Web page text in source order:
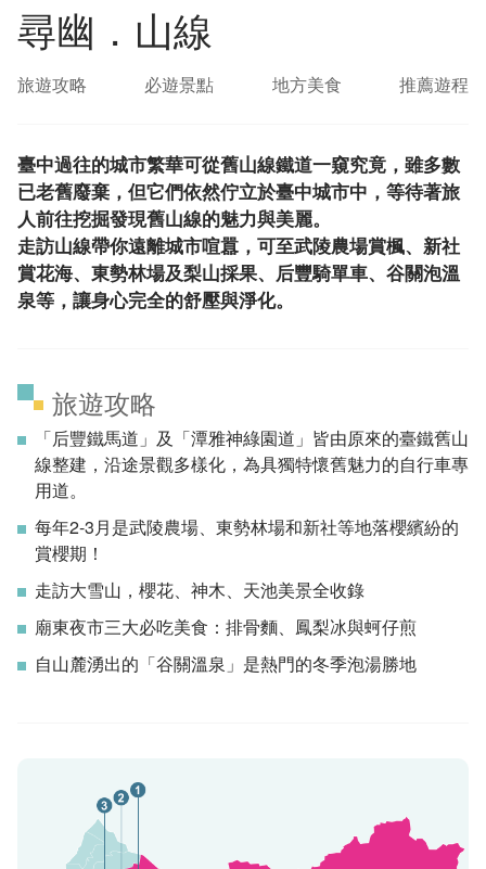
尋幽．山線
旅遊攻略 必遊景點 地方美食 推薦遊程
臺中過往的城市繁華可從舊山線鐵道一窺究竟，雖多數
已老舊廢棄，但它們依然佇立於臺中城市中，等待著旅
人前往挖掘發現舊山線的魅力與美麗。
走訪山線帶你遠離城市喧囂，可至武陵農場賞楓、新社
賞花海、東勢林場及梨山採果、后豐騎單車、谷關泡溫
泉等，讓身心完全的舒壓與淨化。
旅遊攻略
「后豐鐵馬道」及「潭雅神綠園道」皆由原來的臺鐵舊山
線整建，沿途景觀多樣化，為具獨特懷舊魅力的自行車專
用道。
每年2-3月是武陵農場、東勢林場和新社等地落櫻繽紛的
賞櫻期！
走訪大雪山，櫻花、神木、天池美景全收錄
廟東夜市三大必吃美食：排骨麵、鳳梨冰與蚵仔煎
自山麓湧出的「谷關溫泉」是熱門的冬季泡湯勝地